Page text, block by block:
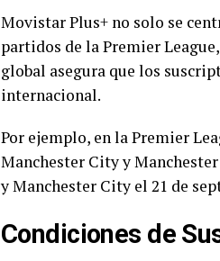
Movistar Plus+ no solo se
partidos de la Premier
global asegura que los
internacional.
Por ejemplo, en la Premier
Manchester City y
y Manchester City el 21 de
Condiciones de